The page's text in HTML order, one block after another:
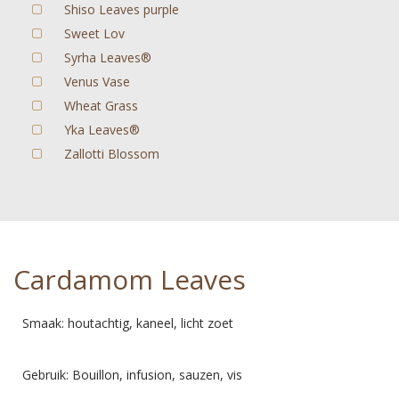
Shiso Leaves purple
Sweet Lov
Syrha Leaves®
Venus Vase
Wheat Grass
Yka Leaves®
Zallotti Blossom
Cardamom Leaves
Smaak: houtachtig, kaneel, licht zoet
Gebruik: Bouillon, infusion, sauzen, vis